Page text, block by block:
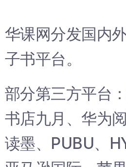
华课网分发国内
子书平台。
部分第三方平台
书店九月、华为
读墨、PUBU、